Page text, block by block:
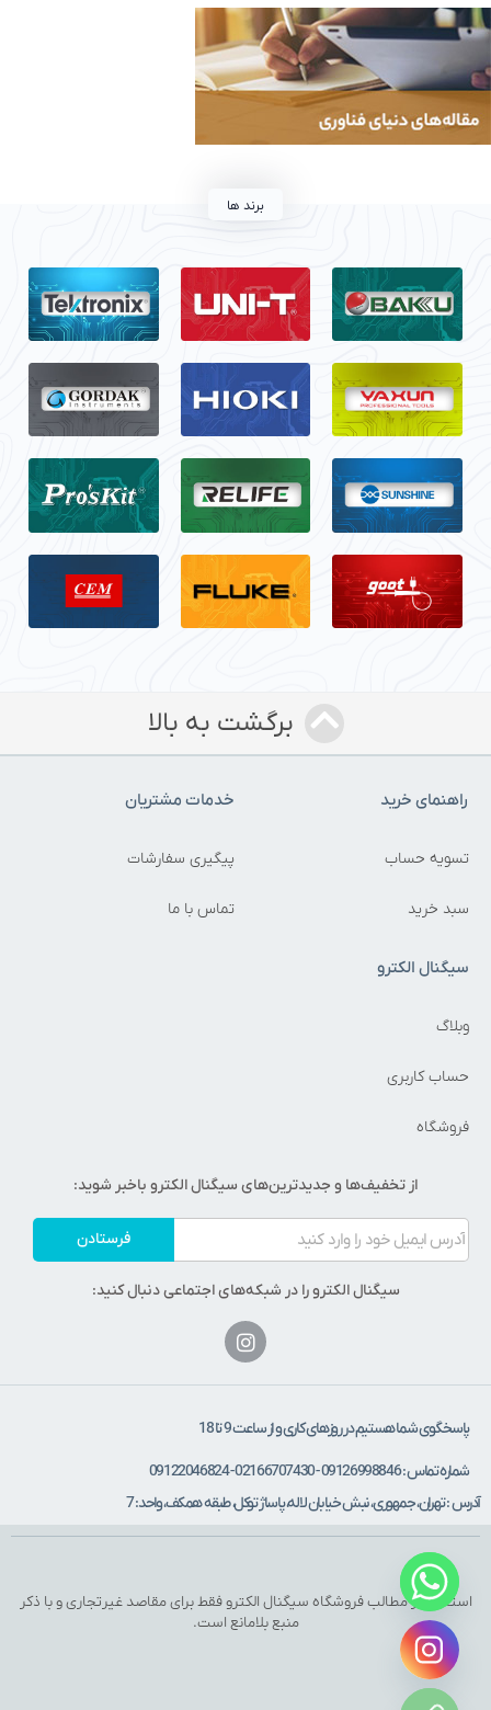
برند ها
برگشت به بالا
راهنمای خرید
تسویه حساب
سبد خرید
خدمات مشتریان
پیگیری سفارشات
تماس با ما
سیگنال الکترو
وبلاگ
حساب کاربری
فروشگاه
از تخفیف‌ها و جدیدترین‌های سیگنال الکترو باخبر شوید:
فرستادن
سیگنال الکترو را در شبکه‌های اجتماعی دنبال کنید:
پاسخگوی شما هستیم در روزهای کاری و از ساعت 9 تا 18
شماره تماس : 09126998846 - 02166707430 - 09122046824
آدرس : تهران، جمهوری، نبش خیابان لاله، پاساژ توکل، طبقه همکف، واحد: 7
استفاده از مطالب فروشگاه سیگنال الکترو فقط برای مقاصد غیرتجاری و با ذکر
منبع بلامانع است.